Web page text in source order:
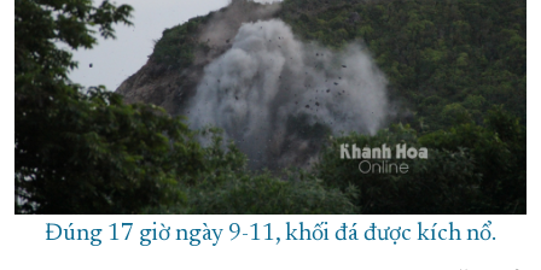
Đúng 17 giờ ngày 9-11, khối đá được kích nổ.